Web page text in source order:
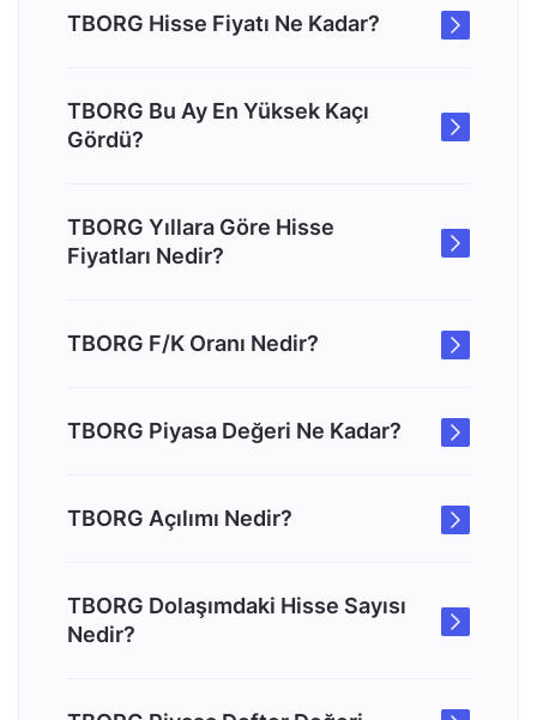
TBORG Hisse Fiyatı Ne Kadar?
TBORG Bu Ay En Yüksek Kaçı
Gördü?
TBORG Yıllara Göre Hisse
Fiyatları Nedir?
TBORG F/K Oranı Nedir?
TBORG Piyasa Değeri Ne Kadar?
TBORG Açılımı Nedir?
TBORG Dolaşımdaki Hisse Sayısı
Nedir?